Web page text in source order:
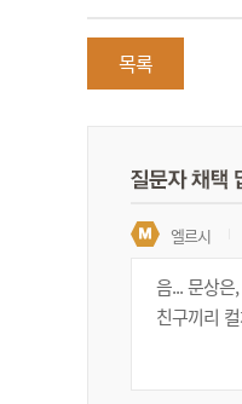
목록
엘르시
음... 문상
친구끼리